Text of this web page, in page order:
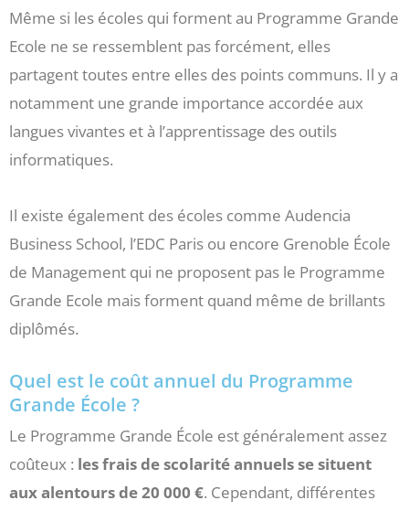
Même si les écoles qui forment au Programme Grande
Ecole ne se ressemblent pas forcément, elles
partagent toutes entre elles des points communs. Il y a
notamment une grande importance accordée aux
langues vivantes et à l’apprentissage des outils
informatiques.
Il existe également des écoles comme Audencia
Business School, l’EDC Paris ou encore Grenoble École
de Management qui ne proposent pas le Programme
Grande Ecole mais forment quand même de brillants
diplômés.
Quel est le coût annuel du Programme
Grande École ?
Le Programme Grande École est généralement assez
coûteux : les frais de scolarité annuels se situent
aux alentours de 20 000 €. Cependant, différentes